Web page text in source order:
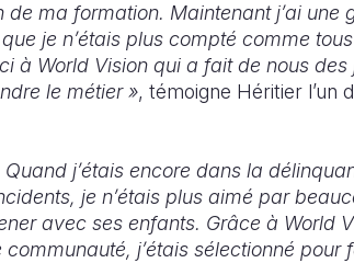
ma formation. Maintenant j’ai une
je n’étais plus compté comme
à World Vision qui a fait de nous des
le métier », témoigne Héritier l’un
j’étais encore dans la
je n’étais plus aimé par
avec ses enfants. Grâce à World
j’étais sélectionné pour